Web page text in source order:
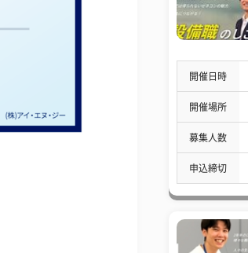
開催日時
開催場所
募集人数
申込締切